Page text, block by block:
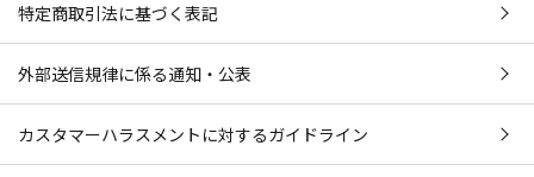
特定商取引法に基づく表記
外部送信規律に係る通知・公表
カスタマーハラスメントに対するガイドライン